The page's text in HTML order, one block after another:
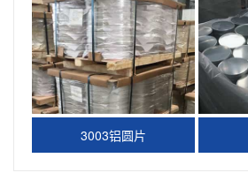
3003铝圆片